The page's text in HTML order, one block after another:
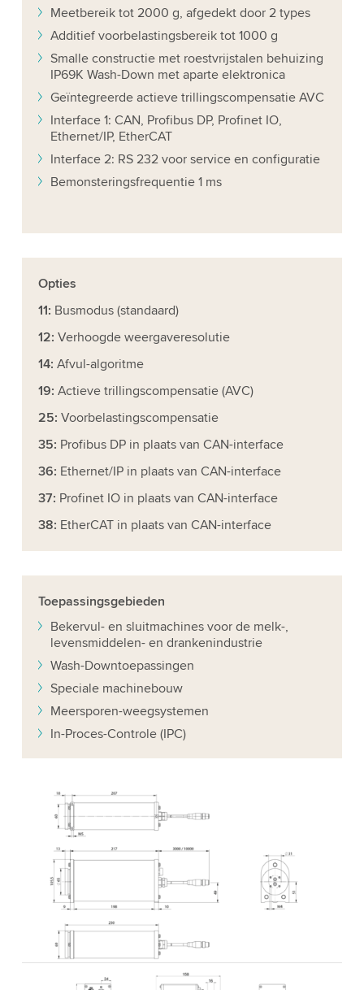
Meetbereik tot 2000 g, afgedekt door 2 types
Additief voorbelastingsbereik tot 1000 g
Smalle constructie met roestvrijstalen behuizing
IP69K Wash-Down met aparte elektronica
Geïntegreerde actieve trillingscompensatie AVC
Interface 1: CAN, Profibus DP, Profinet IO,
Ethernet/IP, EtherCAT
Interface 2: RS 232 voor service en configuratie
Bemonsteringsfrequentie 1 ms
Opties
11: Busmodus (standaard)
12: Verhoogde weergaveresolutie
14: Afvul-algoritme
19: Actieve trillingscompensatie (AVC)
25: Voorbelastingscompensatie
35: Profibus DP in plaats van CAN-interface
36: Ethernet/IP in plaats van CAN-interface
37: Profinet IO in plaats van CAN-interface
38: EtherCAT in plaats van CAN-interface
Toepassingsgebieden
Bekervul- en sluitmachines voor de melk-,
levensmiddelen- en drankenindustrie
Wash-Downtoepassingen
Speciale machinebouw
Meersporen-weegsystemen
In-Proces-Controle (IPC)